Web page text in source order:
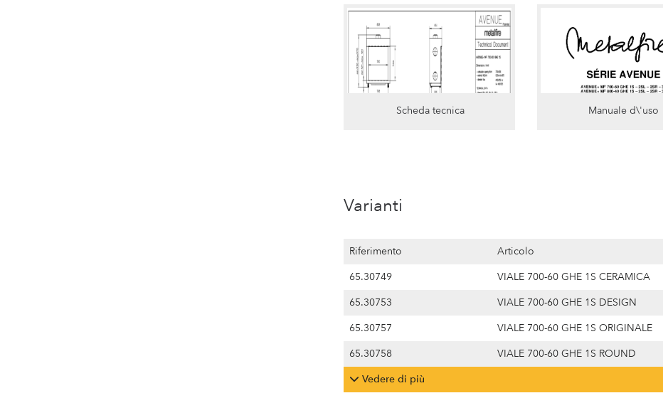
Scheda tecnica Manuale d\'uso
Varianti
Riferimento
Articolo
65.30749
VIALE 700-60 GHE 1S CERAMICA
65.30753
VIALE 700-60 GHE 1S DESIGN
65.30757
VIALE 700-60 GHE 1S ORIGINALE
65.30758
VIALE 700-60 GHE 1S ROUND
Vedere di più